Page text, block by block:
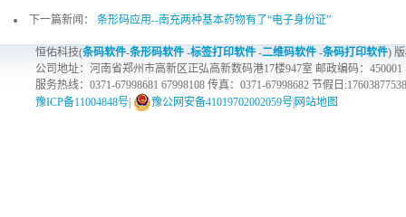
下一篇新闻： 条形码应用--南充两种基本药物有了“电子身份证”
恒佑科技(条码软件-条形码软件 -标签打印软件 -二维码软件 -条码打印软件)
公司地址：河南省郑州市高新区正弘高新数码港17楼947室 邮政编码：450001
服务热线：0371-67998681 67998108 传真：0371-67998682 节假日:17603877538
豫ICP备11004848号
豫公网安备41019702002059号 网站地图